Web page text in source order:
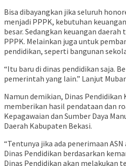
Bisa dibayangkan jika seluruh
menjadi PPPK, kebutuhan
besar. Sedangkan keuangan
PPPK. Melainkan juga untuk
pendidikan, seperti bangunan
“Itu baru di dinas pendidikan saja.
pemerintah yang lain.” Lanjut
Namun demikian, Dinas
memberikan hasil pendataan dan
Kepagawaian dan Sumber Daya
Daerah Kabupaten Bekasi.
“Tentunya jika ada penerimaan
Dinas Pendidikan berdasarkan
Dinas Pendidikan akan melakukan